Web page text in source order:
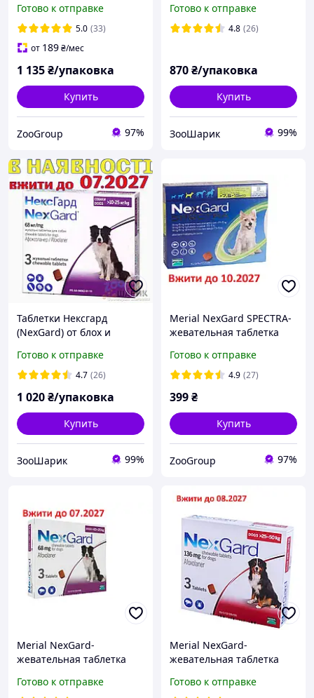
таблетки
Готово к отправке
5.0 (33)
от 189₴/мес
1 135₴/упаковка
Купить
ZooGroup 97%
(1 упаковка/ 3 таблетки)
Готово к отправке
4.8 (26)
870₴/упаковка
Купить
ЗооШарик 99%
Таблетки Нексгард
(NexGard) от блох и
(1 упаковка/ 3 таблетки)
Готово к отправке
4.7 (26)
1 020₴/упаковка
Купить
ЗооШарик 99%
Merial NexGard SPECTRA-
жевательная таблетка
таблетка
Готово к отправке
4.9 (27)
399₴
Купить
ZooGroup 97%
Merial NexGard-
жевательная таблетка
кг) 1 таблетка
Готово к отправке
Merial NexGard-
жевательная таблетка
50 кг) 1 таблетка
Готово к отправке